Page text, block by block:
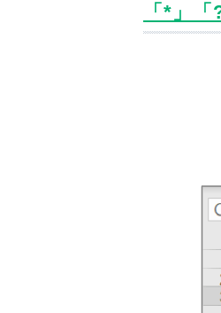
「*」